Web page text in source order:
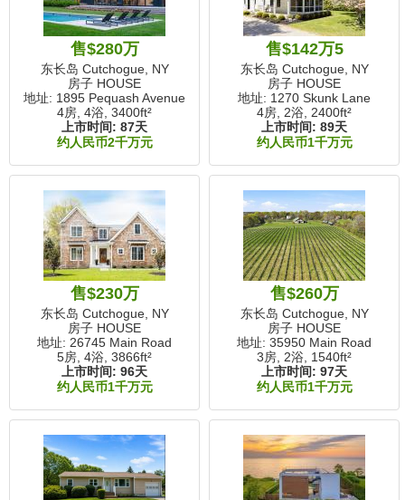
售$280万
东长岛 Cutchogue, NY
房子 HOUSE
地址: 1895 Pequash Avenue
4房, 4浴, 3400ft²
上市时间: 87天
约人民币2千万元
售$142万5
东长岛 Cutchogue, NY
房子 HOUSE
地址: 1270 Skunk Lane
4房, 2浴, 2400ft²
上市时间: 89天
约人民币1千万元
售$230万
东长岛 Cutchogue, NY
房子 HOUSE
地址: 26745 Main Road
5房, 4浴, 3866ft²
上市时间: 96天
约人民币1千万元
售$260万
东长岛 Cutchogue, NY
房子 HOUSE
地址: 35950 Main Road
3房, 2浴, 1540ft²
上市时间: 97天
约人民币1千万元